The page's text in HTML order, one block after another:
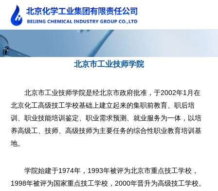
北京市工业技师学院
北京市工业技师学院是经北京市政府批准，于2002年1月在
北京化工高级技工学校基础上建立起来的集职前教育、职后培
训、职业技能培训鉴定、职业需求预测、就业服务为一体，以培
养高级工、技师、高级技师为主要任务的综合性职业教育培训基
地。
学院始建于1974年，1993年被评为北京市重点技工学校，
1998年被评为国家重点技工学校，2000年晋升为高级技工学校。